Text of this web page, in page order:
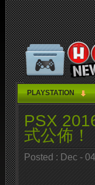
PLAYSTATION
PSX
式公佈！
Posted : Dec -